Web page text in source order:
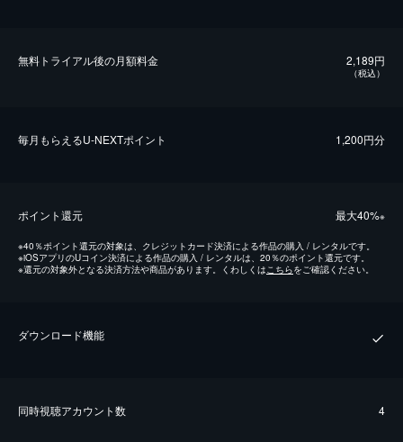
無料トライアル後の⽉額料金 2,189円
（税込）
毎⽉もらえるU-NEXTポイント 1,200円分
ポイント還元 最⼤40%※
※40％ポイント還元の対象は、クレジットカード決済による作品の購入 / レンタルです。
※iOSアプリのUコイン決済による作品の購入 / レンタルは、20％のポイント還元です。
※還元の対象外となる決済方法や商品があります。くわしくはこちらをご確認ください。
ダウンロード機能
同時視聴アカウント数 4